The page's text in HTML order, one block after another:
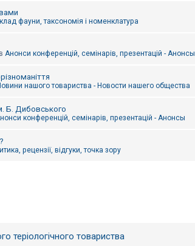
фауни, таксономія і номенклатура
Анонси конференцій, семінарів, презентацій - Анонсы
нашого товариства - Новости нашего общества
Б. Дибовського
конференцій, семінарів, презентацій - Анонсы
рецензії, відгуки, точка зору
теріологічного товариства